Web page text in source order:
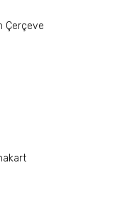
Çerçeve